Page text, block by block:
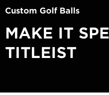
Custom Golf Balls
MAKE IT
TITLEIST